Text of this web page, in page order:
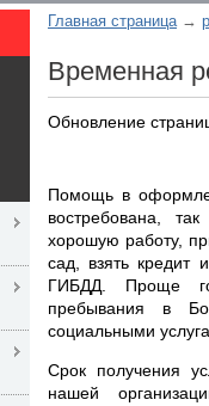
Главная страница
Временная
Обновление
Помощь в
востребована,
хорошую работу,
сад, взять кредит
ГИБДД. Проще
пребывания в
социальными
Срок получения
нашей